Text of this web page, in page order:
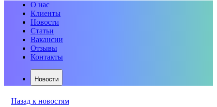
О нас
Клиенты
Новости
Статьи
Вакансии
Отзывы
Контакты
Новости
Назад к новостям